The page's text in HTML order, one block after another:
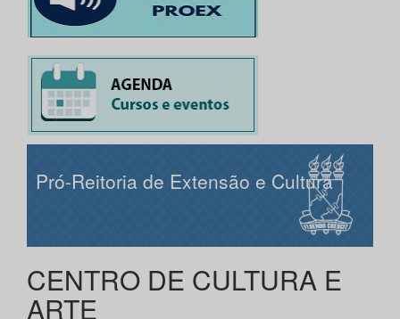
Pró-Reitoria de Extensão e Cultura
CENTRO DE CULTURA E
ARTE